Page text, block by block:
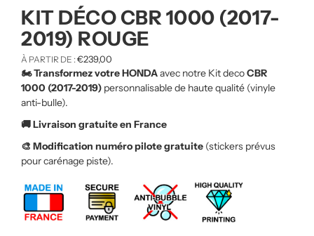
KIT DÉCO CBR 1000 (2017-
2019) ROUGE
À PARTIR DE : €239,00
🏍️ Transformez votre HONDAavec notre Kit decoCBR
1000 (2017-2019) personnalisable de haute qualité (vinyle
anti-bulle).
🚚 Livraison gratuite en France
🎨 Modification numéro pilote gratuite (stickers prévus
pour carénage piste).